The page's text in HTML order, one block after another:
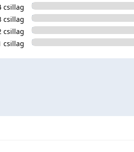
csillag
csillag
csillag
csillag